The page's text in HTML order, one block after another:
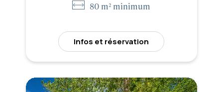
80 m² minimum
Infos et réservation